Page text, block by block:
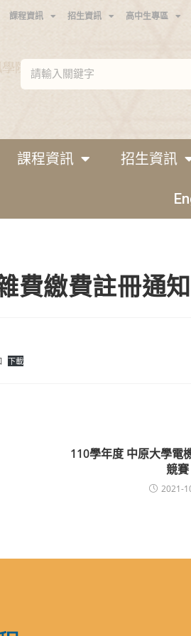
課程資訊 招生資訊 高中生專區
課程資訊 招生資訊
費繳費註冊通知
下載
110學年度 中原大學電
競賽
2021-